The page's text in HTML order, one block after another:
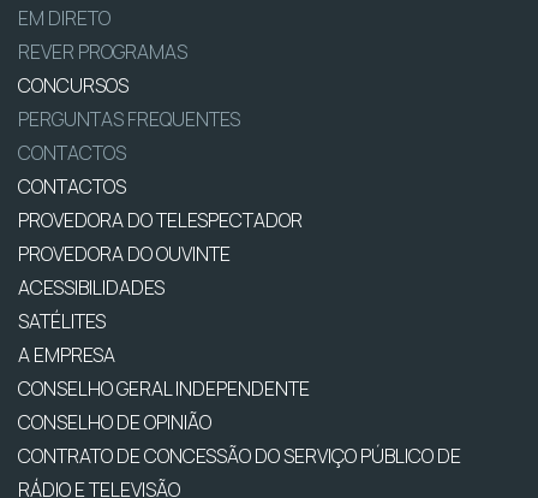
EM DIRETO
REVER PROGRAMAS
CONCURSOS
PERGUNTAS FREQUENTES
CONTACTOS
CONTACTOS
PROVEDORA DO TELESPECTADOR
PROVEDORA DO OUVINTE
ACESSIBILIDADES
SATÉLITES
A EMPRESA
CONSELHO GERAL INDEPENDENTE
CONSELHO DE OPINIÃO
CONTRATO DE CONCESSÃO DO SERVIÇO PÚBLICO DE
RÁDIO E TELEVISÃO